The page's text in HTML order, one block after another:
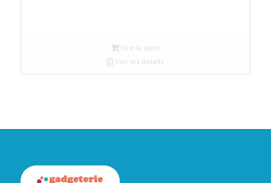
Lire la suite
Voir les détails